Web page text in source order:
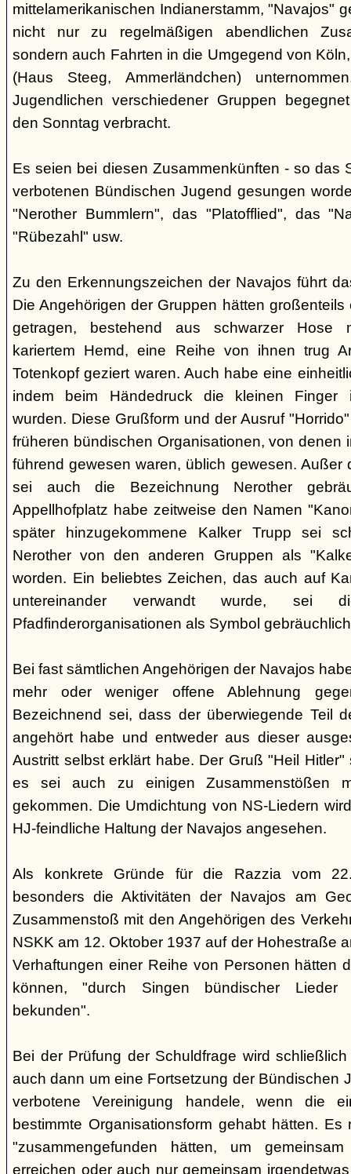
mittelamerikanischen Indianerstamm, "Navajos"
nicht nur zu regelmäßigen abendlichen
sondern auch Fahrten in die Umgegend von
(Haus Steeg, Ammerländchen)
Jugendlichen verschiedener Gruppen
den Sonntag verbracht.
Es seien bei diesen Zusammenkünften - so das
verbotenen Bündischen Jugend gesungen
"Nerother Bummlern", das "Platofflied", das
"Rübezahl" usw.
Zu den Erkennungszeichen der Navajos führt
Die Angehörigen der Gruppen hätten
getragen, bestehend aus schwarzer Hose
kariertem Hemd, eine Reihe von ihnen trug
Totenkopf geziert waren. Auch habe eine
indem beim Händedruck die kleinen Finger
wurden. Diese Grußform und der Ausruf
früheren bündischen Organisationen, von denen
führend gewesen waren, üblich gewesen. Außer
sei auch die Bezeichnung Nerother
Appellhofplatz habe zeitweise den Namen
später hinzugekommene Kalker Trupp sei
Nerother von den anderen Gruppen als
worden. Ein beliebtes Zeichen, das auch auf
untereinander verwandt wurde,
Pfadfinderorganisationen als Symbol
Bei fast sämtlichen Angehörigen der Navajos
mehr oder weniger offene Ablehnung
Bezeichnend sei, dass der überwiegende Teil
angehört habe und entweder aus dieser
Austritt selbst erklärt habe. Der Gruß "Heil
es sei auch zu einigen Zusammenstößen
gekommen. Die Umdichtung von NS-Liedern
HJ-feindliche Haltung der Navajos angesehen.
Als konkrete Gründe für die Razzia vom
besonders die Aktivitäten der Navajos am
Zusammenstoß mit den Angehörigen des
NSKK am 12. Oktober 1937 auf der Hohestraße
Verhaftungen einer Reihe von Personen hätten
können, "durch Singen bündischer Lieder
bekunden".
Bei der Prüfung der Schuldfrage wird
auch dann um eine Fortsetzung der Bündischen
verbotene Vereinigung handele, wenn die
bestimmte Organisationsform gehabt hätten.
"zusammengefunden hätten, um
erreichen oder auch nur gemeinsam